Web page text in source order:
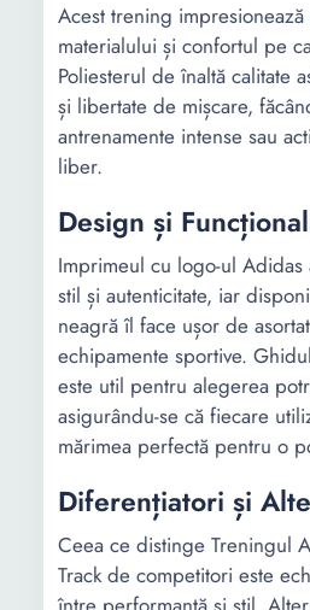
Acest trening
materialului și confortul pe
Poliesterul de înaltă calitate
și libertate de mișcare,
antrenamente intense sau
liber.
Design și
Imprimeul cu logo-ul
stil și autenticitate, iar
neagră îl face ușor de
echipamente sportive.
este util pentru alegerea
asigurându-se că fiecare
mărimea perfectă pentru o
Diferențiatori și
Ceea ce distinge Treningul
Track de competitori este